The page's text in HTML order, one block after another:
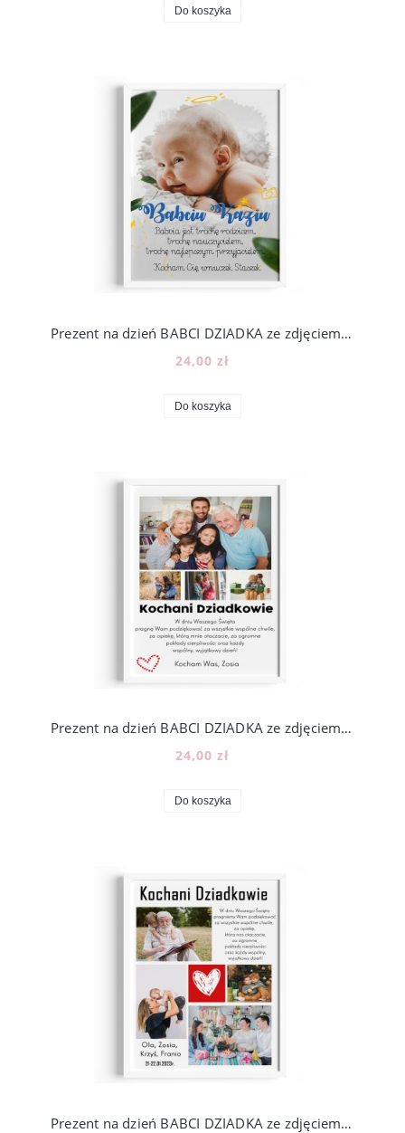
Do koszyka
Prezent na dzień BABCI DZIADKA ze zdjęciem - wzór BD3
24,00 zł
Do koszyka
Prezent na dzień BABCI DZIADKA ze zdjęciem - wzór BD30
24,00 zł
Do koszyka
Prezent na dzień BABCI DZIADKA ze zdjęciem - wzór BD31